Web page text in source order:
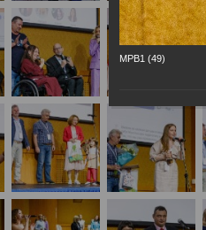
МРВ1 (49)